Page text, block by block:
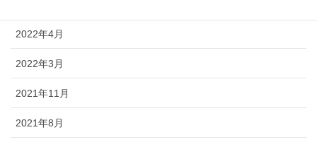
2022年4月
2022年3月
2021年11月
2021年8月